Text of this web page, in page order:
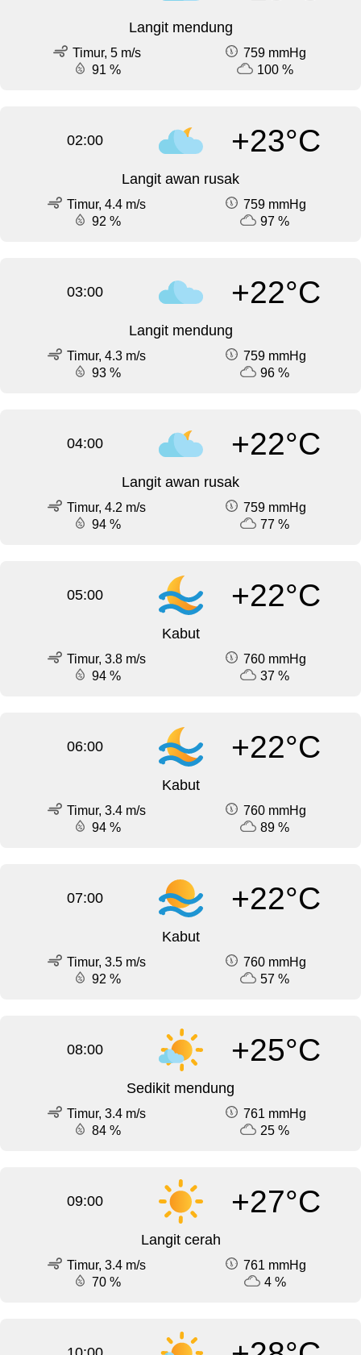
Langit mendung
Timur, 5 m/s
759 mmHg
91 %
100 %
02:00 +23°C
Langit awan rusak
Timur, 4.4 m/s
759 mmHg
92 %
97 %
03:00 +22°C
Langit mendung
Timur, 4.3 m/s
759 mmHg
93 %
96 %
04:00 +22°C
Langit awan rusak
Timur, 4.2 m/s
759 mmHg
94 %
77 %
05:00 +22°C
Kabut
Timur, 3.8 m/s
760 mmHg
94 %
37 %
06:00 +22°C
Kabut
Timur, 3.4 m/s
760 mmHg
94 %
89 %
07:00 +22°C
Kabut
Timur, 3.5 m/s
760 mmHg
92 %
57 %
08:00 +25°C
Sedikit mendung
Timur, 3.4 m/s
761 mmHg
84 %
25 %
09:00 +27°C
Langit cerah
Timur, 3.4 m/s
761 mmHg
70 %
4 %